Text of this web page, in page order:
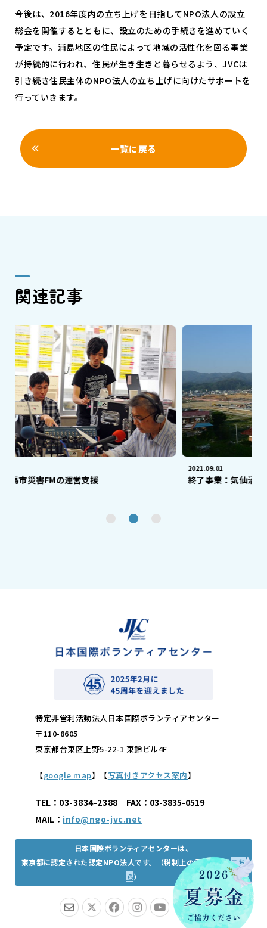
今後は、2016年度内の立ち上げを目指してNPO法人の設立
総会を開催するとともに、設立のための手続きを進めていく
予定です。浦島地区の住民によって地域の活性化を図る事業
が持続的に行われ、住民が生き生きと暮らせるよう、JVCは
引き続き住民主体のNPO法人の立ち上げに向けたサポートを
行っていきます。
一覧に戻る
関連記事
支援 終了事業：気仙沼市鹿折地区での生活
特定非営利活動法人日本国際ボランティアセンター
〒110-8605
東京都台東区上野5-22-1 東鈴ビル4F
【google map】【写真付きアクセス案内】
TEL： 03-3834-2388 FAX：03-3835-0519
MAIL： info@ngo-jvc.net
日本国際ボランティアセンターは、
東京都に認定された認定NPO法人です。（税制上の優遇措置はこち
ら）
JP EN